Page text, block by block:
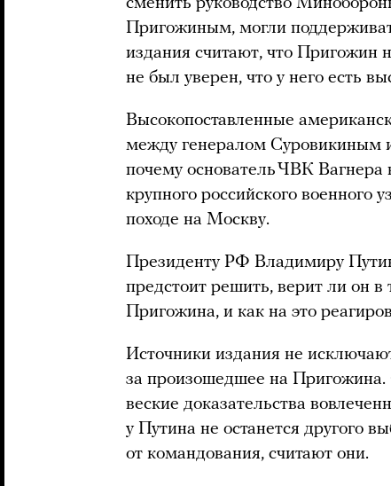
сменить руководство
Пригожиным, могли
издания считают, что Пригожин
не был уверен, что у него есть
Высокопоставленные
между генералом Суровикиным
почему основатель ЧВК Вагнера
крупного российского военного
походе на Москву.
Президенту РФ Владимиру
предстоит решить, верит ли он
Пригожина, и как на это
Источники издания не
за произошедшее на Пригожина.
веские доказательства
у Путина не останется другого
от командования, считают они.